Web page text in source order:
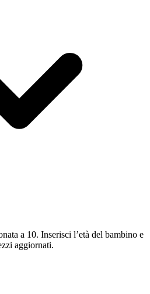
a 10. Inserisci l’età del bambino e
aggiornati.